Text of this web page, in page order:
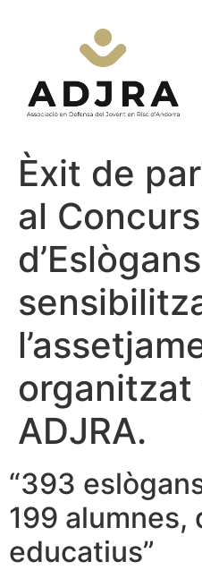
Èxit de
al Concurs
organitzat
ADJRA.
“393
199 alumnes,
educatius”